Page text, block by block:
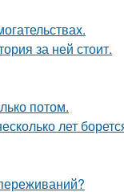
за ней стоит.
потом.
лет